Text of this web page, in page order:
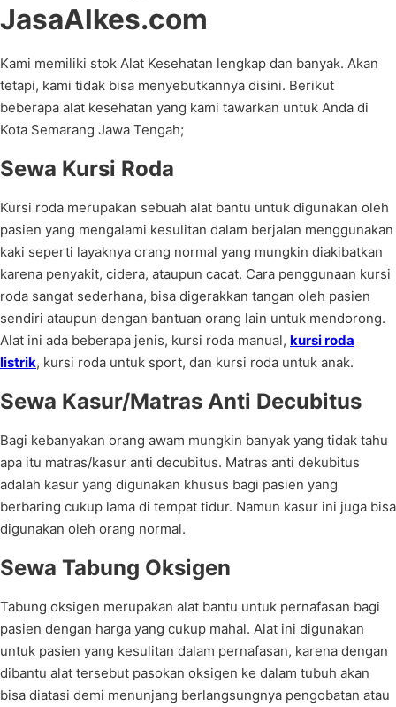
JasaAlkes.com
Kami memiliki stok Alat Kesehatan lengkap dan banyak. Akan
tetapi, kami tidak bisa menyebutkannya disini. Berikut
beberapa alat kesehatan yang kami tawarkan untuk Anda di
Kota Semarang Jawa Tengah;
Sewa Kursi Roda
Kursi roda merupakan sebuah alat bantu untuk digunakan oleh
pasien yang mengalami kesulitan dalam berjalan menggunakan
kaki seperti layaknya orang normal yang mungkin diakibatkan
karena penyakit, cidera, ataupun cacat. Cara penggunaan kursi
roda sangat sederhana, bisa digerakkan tangan oleh pasien
sendiri ataupun dengan bantuan orang lain untuk mendorong.
Alat ini ada beberapa jenis, kursi roda manual, kursi roda
listrik, kursi roda untuk sport, dan kursi roda untuk anak.
Sewa Kasur/Matras Anti Decubitus
Bagi kebanyakan orang awam mungkin banyak yang tidak tahu
apa itu matras/kasur anti decubitus. Matras anti dekubitus
adalah kasur yang digunakan khusus bagi pasien yang
berbaring cukup lama di tempat tidur. Namun kasur ini juga bisa
digunakan oleh orang normal.
Sewa Tabung Oksigen
Tabung oksigen merupakan alat bantu untuk pernafasan bagi
pasien dengan harga yang cukup mahal. Alat ini digunakan
untuk pasien yang kesulitan dalam pernafasan, karena dengan
dibantu alat tersebut pasokan oksigen ke dalam tubuh akan
bisa diatasi demi menunjang berlangsungnya pengobatan atau